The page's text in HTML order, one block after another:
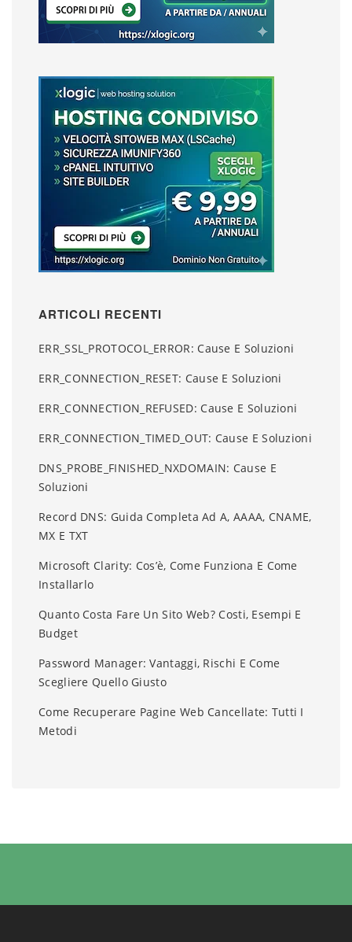
ARTICOLI RECENTI
ERR_SSL_PROTOCOL_ERROR: Cause E Soluzioni
ERR_CONNECTION_RESET: Cause E Soluzioni
ERR_CONNECTION_REFUSED: Cause E Soluzioni
ERR_CONNECTION_TIMED_OUT: Cause E Soluzioni
DNS_PROBE_FINISHED_NXDOMAIN: Cause E
Soluzioni
Record DNS: Guida Completa Ad A, AAAA, CNAME,
MX E TXT
Microsoft Clarity: Cos’è, Come Funziona E Come
Installarlo
Quanto Costa Fare Un Sito Web? Costi, Esempi E
Budget
Password Manager: Vantaggi, Rischi E Come
Scegliere Quello Giusto
Come Recuperare Pagine Web Cancellate: Tutti I
Metodi